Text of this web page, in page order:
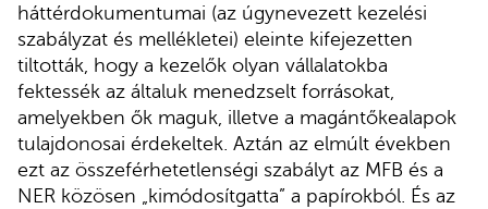
háttérdokumentumai (az úgynevezett kezelési
szabályzat és mellékletei) eleinte kifejezetten
tiltották, hogy a kezelők olyan vállalatokba
fektessék az általuk menedzselt forrásokat,
amelyekben ők maguk, illetve a magántőkealapok
tulajdonosai érdekeltek. Aztán az elmúlt években
ezt az összeférhetetlenségi szabályt az MFB és a
NER közösen „kimódosítgatta” a papírokból. És az